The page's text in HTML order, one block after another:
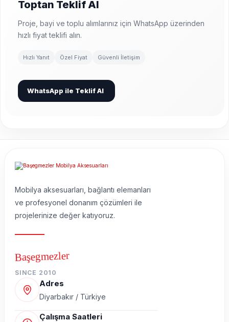
Toptan Teklif Al
Proje, bayi ve toplu alımlarınız için WhatsApp üzerinden
hızlı fiyat teklifi alın.
Hızlı Yanıt Özel Fiyat Güvenli İletişim
WhatsApp ile Teklif Al
Mobilya aksesuarları, bağlantı elemanları
ve profesyonel donanım çözümleri ile
projelerinize değer katıyoruz.
Başegmezler
SINCE 2010
Adres
Diyarbakır / Türkiye
Çalışma Saatleri